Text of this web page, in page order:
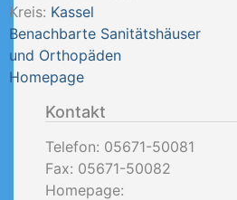
Kreis: Kassel
Benachbarte Sanitätshäuser
und Orthopäden
Homepage
Kontakt
Telefon: 05671-50081
Fax: 05671-50082
Homepage: